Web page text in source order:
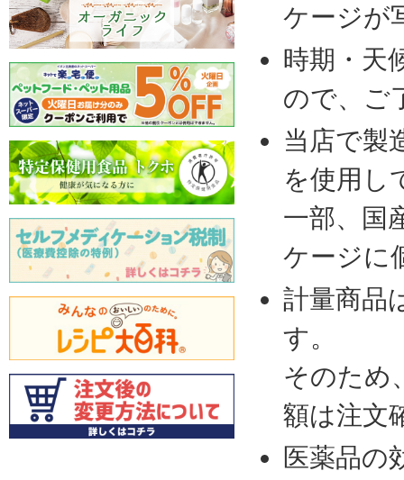
ケージが
時期・天
ので、ご
当店で製
を使用し
一部、国
ケージに
計量商品
す。
そのため
額は注文
医薬品の